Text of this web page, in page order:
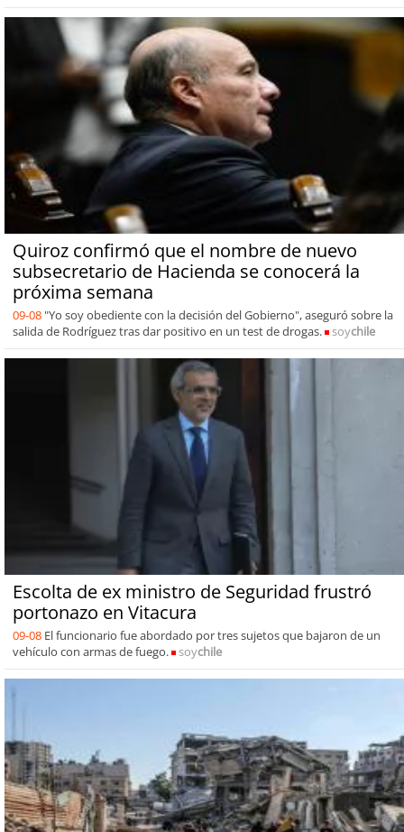
Quiroz confirmó que el nombre de nuevo
subsecretario de Hacienda se conocerá la
próxima semana
09-08 "Yo soy obediente con la decisión del Gobierno", aseguró sobre la
salida de Rodríguez tras dar positivo en un test de drogas.
soychile
Escolta de ex ministro de Seguridad frustró
portonazo en Vitacura
09-08 El funcionario fue abordado por tres sujetos que bajaron de un
vehículo con armas de fuego.
soychile